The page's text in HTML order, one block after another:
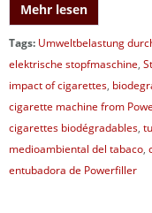
Mehr lesen
Tags: Umweltbelastung
elektrische stopfmaschine,
impact of cigarettes,
cigarette machine from
cigarettes biodégradables,
medioambiental del tabaco,
entubadora de Powerfiller